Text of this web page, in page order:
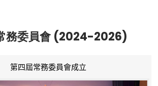
務委員會 (2024-2026)
第四屆常務委員會成立